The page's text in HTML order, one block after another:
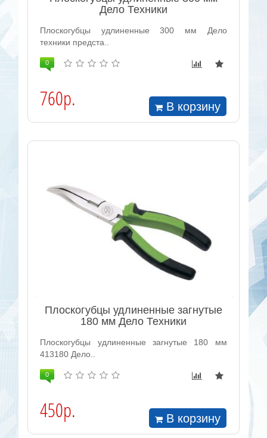
Дело Техники
Плоскогубцы удлиненные 300 мм Дело
техники предста..
0
760р. В корзину
Плоскогубцы удлиненные загнутые
180 мм Дело Техники
Плоскогубцы удлиненные загнутые 180 мм
413180 Дело..
0
450р. В корзину